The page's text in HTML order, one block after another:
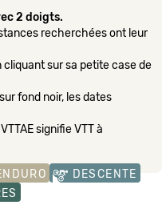
2 doigts.
recherchées ont leur
sur sa petite case de
fond noir, les dates
signifie VTT à
DESCENTE